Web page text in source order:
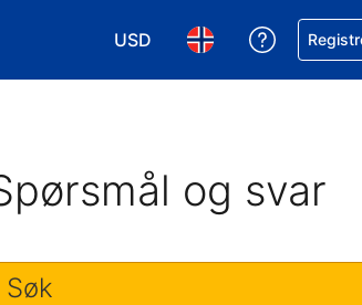
USD
Velg valuta. Du har valgt
Velg språk. Du har
Få hjelp
og svar
Søk